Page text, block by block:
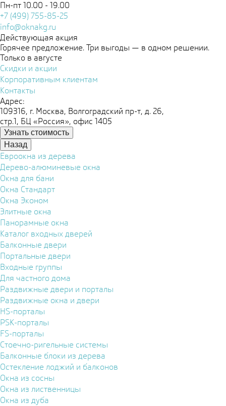
Пн-пт 10.00 - 19.00
+7 (499) 755-85-25
info@oknakg.ru
Действующая акция
Горячее предложение. Три выгоды — в одном решении.
Только в августе
Скидки и акции
Корпоративным клиентам
Контакты
Адрес:
109316, г. Москва, Волгоградский пр-т, д. 26,
стр.1, БЦ «Россия», офис 1405
Узнать стоимость
Назад
Евроокна из дерева
Дерево-алюминевые окна
Окна для бани
Окна Стандарт
Окна Эконом
Элитные окна
Панорамные окна
Каталог входных дверей
Балконные двери
Портальные двери
Входные группы
Для частного дома
Раздвижные двери и порталы
Раздвижные окна и двери
HS-порталы
PSK-порталы
FS-порталы
Стоечно-ригельные системы
Балконные блоки из дерева
Остекление лоджий и балконов
Окна из сосны
Окна из лиственницы
Окна из дуба